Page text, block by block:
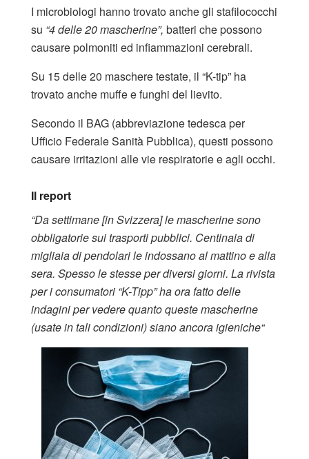
I microbiologi hanno trovato anche gli stafilococchi
su “4 delle 20 mascherine”, batteri che possono
causare polmoniti ed infiammazioni cerebrali.
Su 15 delle 20 maschere testate, il “K-tip” ha
trovato anche muffe e funghi del lievito.
Secondo il BAG (abbreviazione tedesca per
Ufficio Federale Sanità Pubblica), questi possono
causare irritazioni alle vie respiratorie e agli occhi.
Il report
“Da settimane [in Svizzera] le mascherine sono
obbligatorie sui trasporti pubblici. Centinaia di
migliaia di pendolari le indossano al mattino e alla
sera. Spesso le stesse per diversi giorni. La rivista
per i consumatori “K-Tipp” ha ora fatto delle
indagini per vedere quanto queste mascherine
(usate in tali condizioni) siano ancora igieniche“